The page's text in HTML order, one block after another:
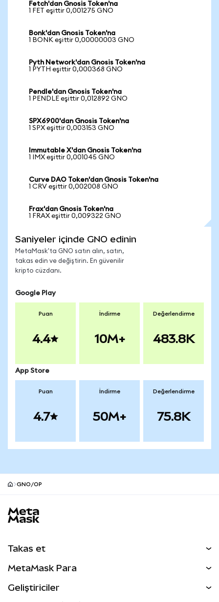
Fetch'dan Gnosis Token'na
1 FET eşittir 0,001275 GNO
Bonk'dan Gnosis Token'na
1 BONK eşittir 0,00000003 GNO
Pyth Network'dan Gnosis Token'na
1 PYTH eşittir 0,000368 GNO
Pendle'dan Gnosis Token'na
1 PENDLE eşittir 0,012892 GNO
SPX6900'dan Gnosis Token'na
1 SPX eşittir 0,003153 GNO
Immutable X'dan Gnosis Token'na
1 IMX eşittir 0,001045 GNO
Curve DAO Token'dan Gnosis Token'na
1 CRV eşittir 0,002008 GNO
Frax'dan Gnosis Token'na
1 FRAX eşittir 0,009322 GNO
Saniyeler içinde GNO edinin
MetaMask'ta GNO satın alın, satın,
takas edin ve değiştirin. En güvenilir
kripto cüzdanı.
Google Play
Puan
4.4
İndirme
10M+
Değerlendirme
483.8K
App Store
Puan
4.7
İndirme
50M+
Değerlendirme
75.8K
GNO/OP
Takas et
Perps
MetaMask Para
Geliştiriciler